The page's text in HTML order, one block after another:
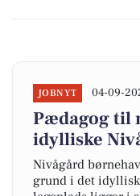
JOBNYT 04-09-
Pædagog til
idylliske
Nivågård
grund i det